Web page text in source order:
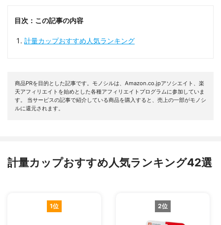
目次：この記事の内容
計量カップおすすめ人気ランキング
商品PRを目的とした記事です。モノシルは、Amazon.co.jpアソシエイト、楽
天アフィリエイトを始めとした各種アフィリエイトプログラムに参加していま
す。 当サービスの記事で紹介している商品を購入すると、売上の一部がモノシ
ルに還元されます。
計量カップおすすめ人気ランキング42選
1位 2位